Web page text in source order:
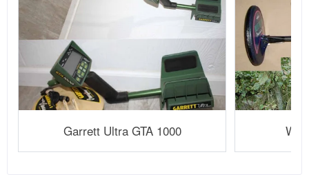
Garrett Ultra GTA 1000